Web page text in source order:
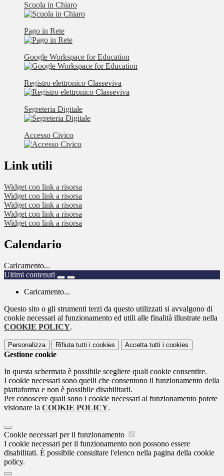
Scuola in Chiaro
Pago in Rete
Google Workspace for Education
Registro elettronico Classeviva
Segreteria Digitale
Accesso Civico
Link utili
Widget con link a risorsa
Widget con link a risorsa
Widget con link a risorsa
Widget con link a risorsa
Widget con link a risorsa
Calendario
Caricamento...
Ultimi contenuti
Caricamento...
Questo sito o gli strumenti terzi da questo utilizzati si avvalgono di
cookie necessari al funzionamento ed utili alle finalità illustrate nella
COOKIE POLICY.
Personalizza Rifiuta tutti i cookies Accetta tutti i cookies
Gestione cookie
In questa schermata è possibile scegliere quali cookie consentire.
I cookie necessari sono quelli che consentono il funzionamento della
piattaforma e non è possibile disabilitarli.
Per conoscere quali sono i cookie necessari al funzionamento potete
visionare la COOKIE POLICY.
Cookie necessari per il funzionamento
I cookie necessari per il funzionamento non possono essere
disabilitati. È possibile consultare l'elenco nella pagina della cookie
policy.